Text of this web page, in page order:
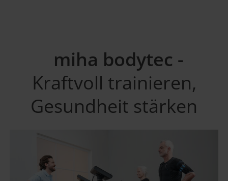
miha bodytec -
Kraftvoll trainieren,
Gesundheit stärken